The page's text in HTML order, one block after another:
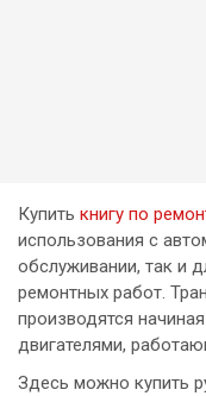
Купить книгу по
использования с
обслуживании, так и
ремонтных работ.
производятся
двигателями,
Здесь можно купить